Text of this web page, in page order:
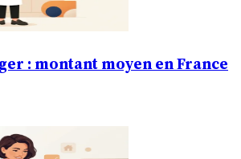
: montant moyen en France